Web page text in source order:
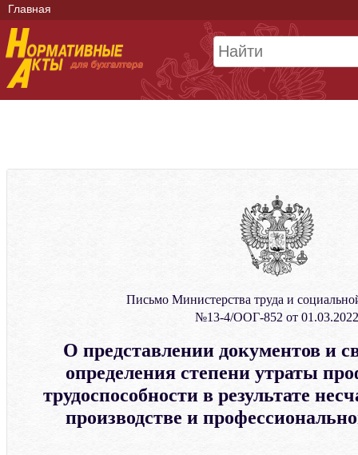
Главная
Письмо Министерства труда и
№13-4/ООГ-852 от 01.03.2022
О представлении документов и
определения степени утраты
трудоспособности в результате
производстве и